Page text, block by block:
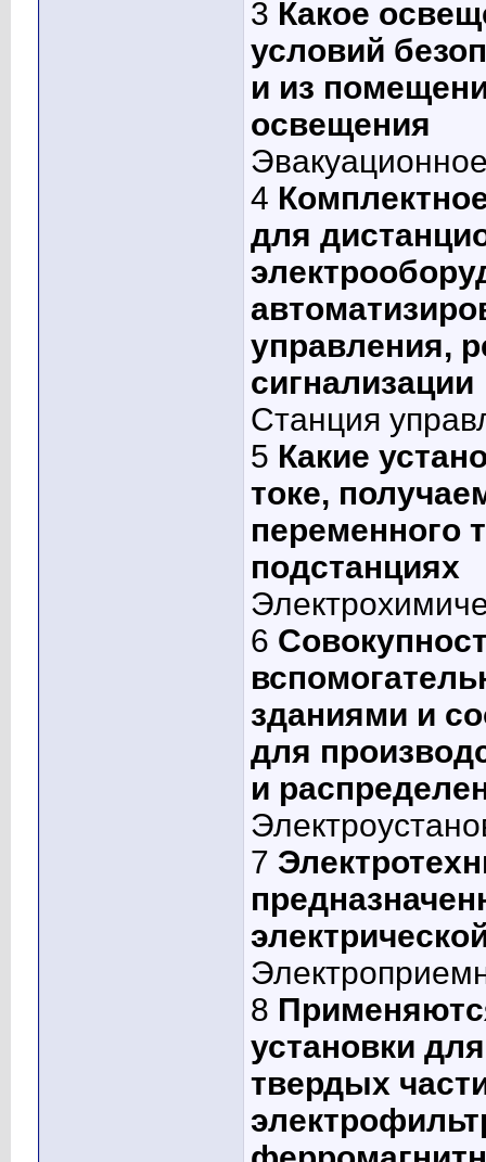
3 Какое
условий
и из
освещения
4
для
управления,
сигнализации
Станция
5 Какие
токе,
переменного
подстанциях
6
зданиями и
для
и
7
8
установки
твердых